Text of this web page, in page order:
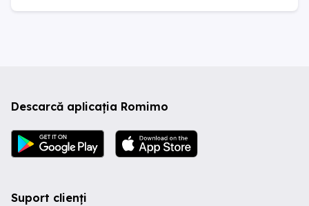
Descarcă aplicația Romimo
Suport clienți